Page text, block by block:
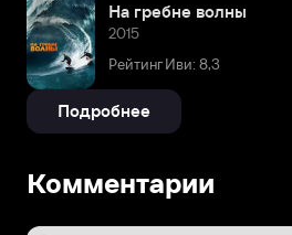
На гребне волны
2015
Рейтинг Иви: 8,3
Подробнее
Комментарии